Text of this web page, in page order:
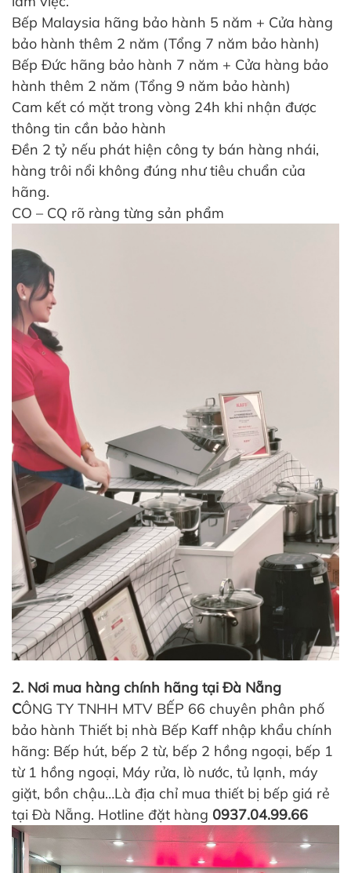
Bếp Malaysia hãng bảo hành 5 năm + Cửa hàng
bảo hành thêm 2 năm (Tổng 7 năm bảo hành)
Bếp Đức hãng bảo hành 7 năm + Cửa hàng bảo
hành thêm 2 năm (Tổng 9 năm bảo hành)
Cam kết có mặt trong vòng 24h khi nhận được
thông tin cần bảo hành
Đền 2 tỷ nếu phát hiện công ty bán hàng nhái,
hàng trôi nổi không đúng như tiêu chuẩn của
hãng.
CO – CQ rõ ràng từng sản phẩm
2. Nơi mua hàng chính hãng tại Đà Nẵng
CÔNG TY TNHH MTV BẾP 66 chuyên phân phố
bảo hành Thiết bị nhà Bếp Kaff nhập khẩu chính
hãng: Bếp hút, bếp 2 từ, bếp 2 hồng ngoại, bếp 1
từ 1 hồng ngoại, Máy rửa, lò nước, tủ lạnh, máy
giặt, bồn chậu…Là địa chỉ mua thiết bị bếp giá rẻ
tại Đà Nẵng. Hotline đặt hàng 0937.04.99.66